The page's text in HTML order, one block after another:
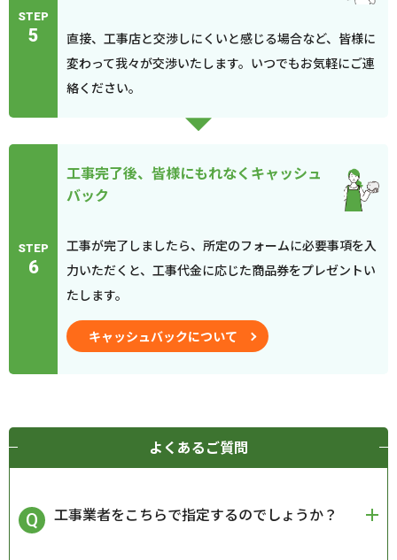
STEP
5
直接、工事店と交渉しにくいと感じる場合など、皆様に
変わって我々が交渉いたします。いつでもお気軽にご連
絡ください。
STEP
6
工事完了後、皆様にもれなくキャッシュ
バック
工事が完了しましたら、所定のフォームに必要事項を入
力いただくと、工事代金に応じた商品券をプレゼントい
たします。
キャッシュバックについて
よくあるご質問
工事業者をこちらで指定するのでしょうか？